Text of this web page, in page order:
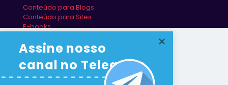
Conteúdo para Blogs
Conteúdo para Sites
E-books
Assine nosso
canal no Telegram